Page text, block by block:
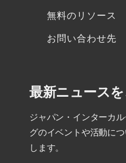
無料のリソース
お問い合わせ先
最新ニュース
ジャパン・インターカ
グのイベントや活動に
します。